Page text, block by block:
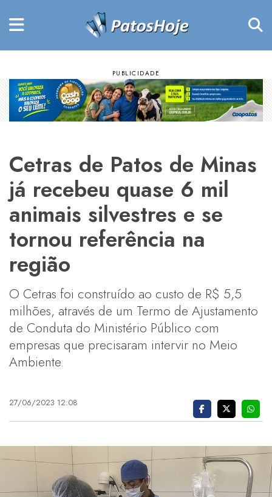
Cetras de Patos de Minas
já recebeu quase 6 mil
animais silvestres e se
tornou referência na
região
O Cetras foi construído ao custo de R$ 5,5
milhões, através de um Termo de Ajustamento
de Conduta do Ministério Público com
empresas que precisaram intervir no Meio
Ambiente.
27/06/2023 12:08